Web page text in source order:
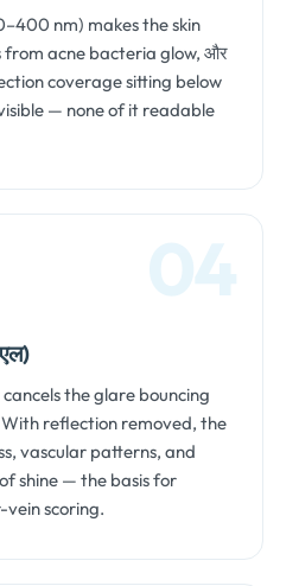
–400 nm) makes the skin
from acne bacteria glow, और
coverage sitting below
— none of it readable
04
the glare bouncing
With reflection removed, the
, vascular patterns, and
shine — the basis for
scoring.